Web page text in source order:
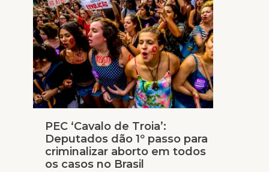
PEC ‘Cavalo de Troia’:
Deputados dão 1º passo para
criminalizar aborto em todos
os casos no Brasil